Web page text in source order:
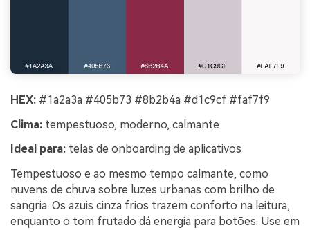
HEX: #1a2a3a #405b73 #8b2b4a #d1c9cf #faf7f9
Clima: tempestuoso, moderno, calmante
Ideal para: telas de onboarding de aplicativos
Tempestuoso e ao mesmo tempo calmante, como
nuvens de chuva sobre luzes urbanas com brilho de
sangria. Os azuis cinza frios trazem conforto na leitura,
enquanto o tom frutado dá energia para botões. Use em